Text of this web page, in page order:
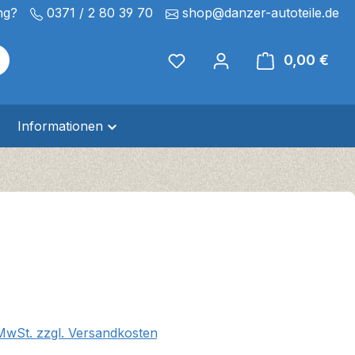
0371 / 2 80 39 70 shop@danzer-autoteile.de
0,00 €
Informationen
zzgl. Versandkosten